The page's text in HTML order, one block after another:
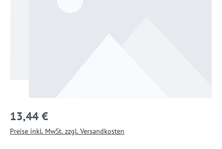
13,44 €
Preise inkl. MwSt. zzgl. Versandkosten